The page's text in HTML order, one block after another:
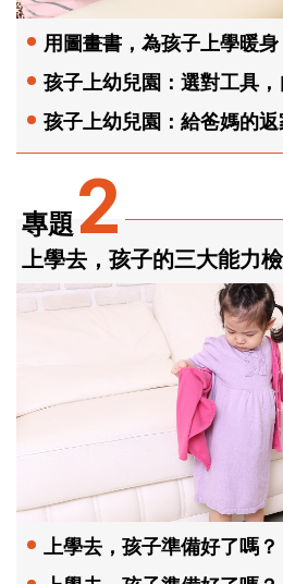
專題2
上學去，孩子的三大能力
上學去，孩子準備好了嗎
用圖畫書，為孩子上學暖身
孩子上幼兒園：選對工具
孩子上幼兒園：給爸媽的